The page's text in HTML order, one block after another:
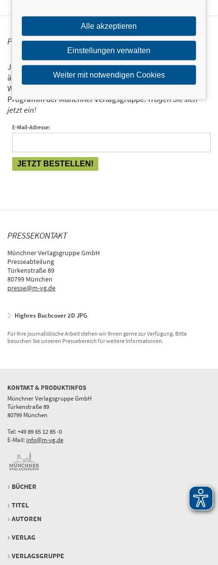
PERSONALISIERTE PRODUKTINFORMATIONEN
Ja, ich will über interessante Neuerscheinungen und
ähnliche Produkte informiert werden.
Wir halten Sie per E-Mail auf dem aktuellen Stand über das
Programm der Münchner Verlagsgruppe.Tragen Sie sich
jetzt ein!
E-Mail-Adresse:
PRESSEKONTAKT
Münchner Verlagsgruppe GmbH
Presseabteilung
Türkenstraße 89
80799 München
presse@m-vg.de
Highres Buchcover 2D JPG
Für Ihre journalistische Arbeit stehen wir Ihnen gerne zur Verfügung. Bitte
besuchen Sie unseren Pressebereich für weitere Informationen.
KONTAKT & PRODUKTINFOS
Münchner Verlagsgruppe GmbH
Türkenstraße 89
80799 München
Tel: +49 89 65 12 85 -0
E-Mail: info@m-vg.de
BÜCHER
TITEL
AUTOREN
VERLAG
VERLAGSGRUPPE
Alle akzeptieren
Einstellungen verwalten
Weiter mit notwendigen Cookies